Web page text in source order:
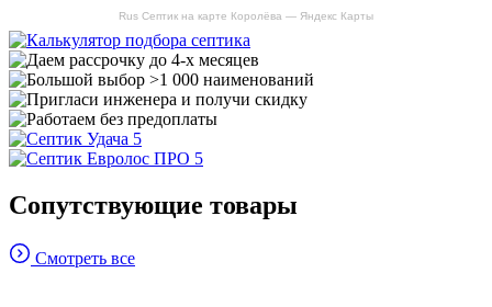
Rus Септик на карте Королёва — Яндекс Карты
Сопутствующие товары
Смотреть все